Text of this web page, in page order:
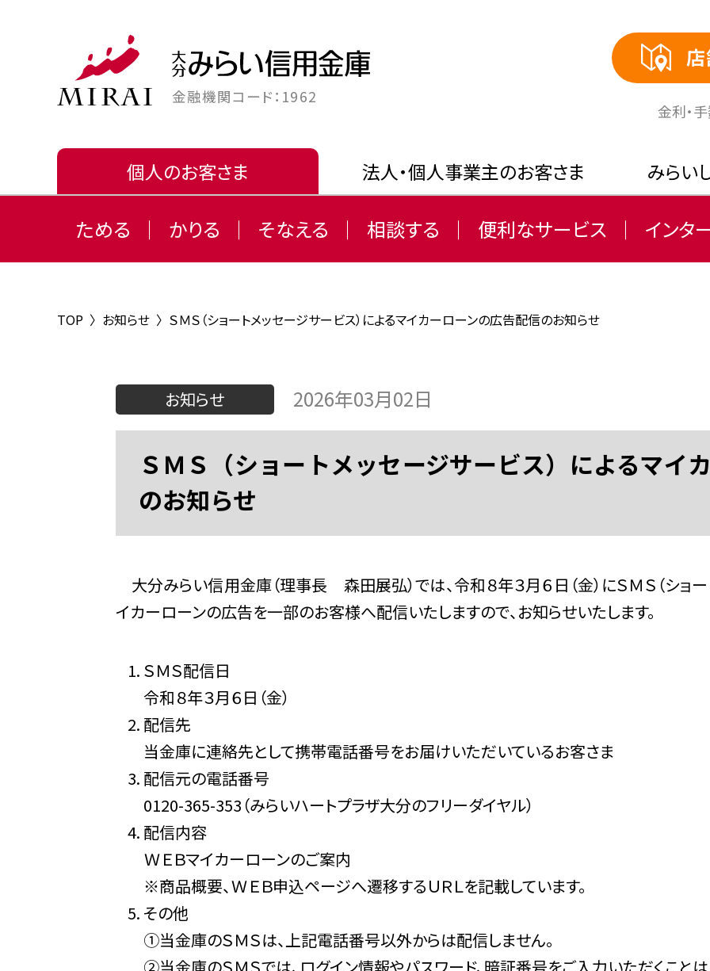
金融機関コード：1962
個人のお客さま
ためる かりる そなえる 相談する 便利なサービス インタ
法人・個人事業主のお客さま みらい
⾦利・
TOP 〉 お知らせ 〉 ＳＭＳ（ショートメッセージサービス）によるマイカーローンの広告配信のお知らせ
お知らせ 2026年03月02日
ＳＭＳ（ショートメッセージサービス）によるマイ
のお知らせ
大分みらい信用金庫（理事長 森田展弘）では、令和８年３月６日（金）にＳＭＳ（ショ
イカーローンの広告を一部のお客様へ配信いたしますので、お知らせいたします。
ＳＭＳ配信日
令和８年３月６日（金）
配信先
当金庫に連絡先として携帯電話番号をお届けいただいているお客さま
配信元の電話番号
0120-365-353（みらいハートプラザ大分のフリーダイヤル）
配信内容
ＷＥＢマイカーローンのご案内
※商品概要、ＷＥＢ申込ページへ遷移するＵＲＬを記載しています。
その他
①当金庫のＳＭＳは、上記電話番号以外からは配信しません。